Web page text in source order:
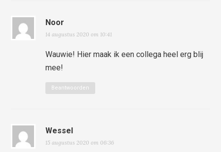
Noor
14 augustus 2020 om 10:41
Wauwie! Hier maak ik een collega heel erg blij
mee!
Beantwoorden
Wessel
15 augustus 2020 om 06:36